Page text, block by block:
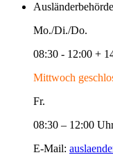
Mo./Di./Do.
08:30 - 12:00 +
Mittwoch
Fr.
08:30 – 12:00
E-Mail: